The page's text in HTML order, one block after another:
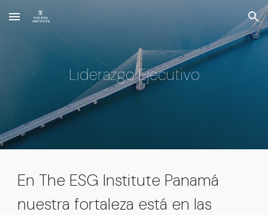
Skip to main content Skip to navigation
Liderazgo Ejecutivo
En The ESG Institute Panamá
nuestra fortaleza está en las